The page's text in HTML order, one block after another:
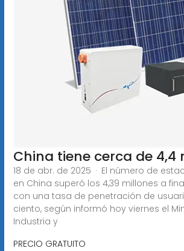
China tiene cerca de 4,4
18 de abr. de 2025 · El número de
en China superó los 4,39 millones a
con una tasa de penetración de
ciento, según informó hoy viernes el
Industria y
PRECIO GRATUITO